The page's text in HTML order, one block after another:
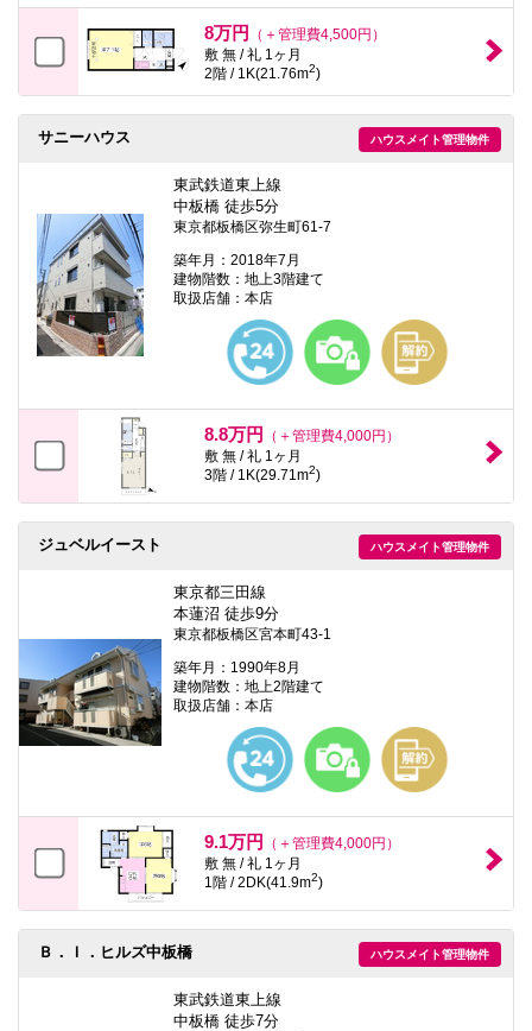
8万円
（＋管理費4,500円）
敷 無 / 礼 1ヶ月
2階 / 1K(21.76m2)
ハウスメイト管理物件
サニーハウス
東武鉄道東上線
中板橋 徒歩5分
東京都板橋区弥生町61-7
築年月：2018年7月
建物階数：地上3階建て
取扱店舗：本店
8.8万円
（＋管理費4,000円）
敷 無 / 礼 1ヶ月
3階 / 1K(29.71m2)
ハウスメイト管理物件
ジュベルイースト
東京都三田線
本蓮沼 徒歩9分
東京都板橋区宮本町43-1
築年月：1990年8月
建物階数：地上2階建て
取扱店舗：本店
9.1万円
（＋管理費4,000円）
敷 無 / 礼 1ヶ月
1階 / 2DK(41.9m2)
ハウスメイト管理物件
Ｂ．Ｉ．ヒルズ中板橋
東武鉄道東上線
中板橋 徒歩7分